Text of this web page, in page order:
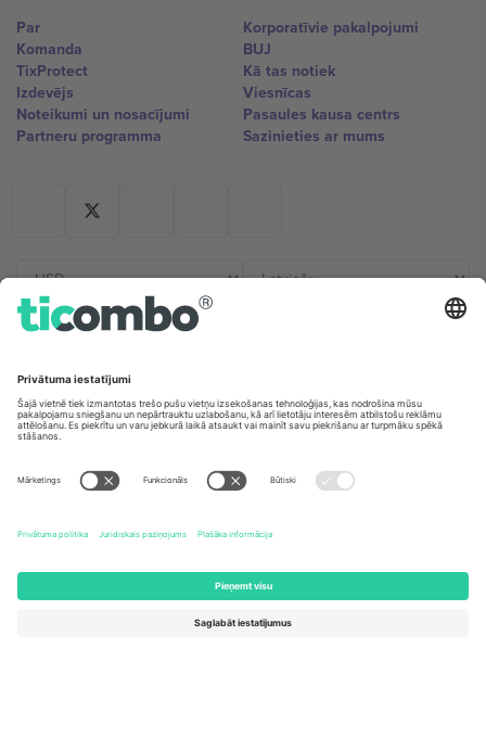
Par
Komanda
TixProtect
Izdevējs
Noteikumi un nosacījumi
Partneru programma
Korporatīvie pakalpojumi
BUJ
Kā tas notiek
Viesnīcas
Pasaules kausa centrs
Sazinieties ar mums
Germany
Unter den Linden 24, 10117
United Kingdom
167 City Road, London, Greater
Kingdom
United States
Newark, Delaware 19713, United
States
Switzerland
Engelberg, Switzerland